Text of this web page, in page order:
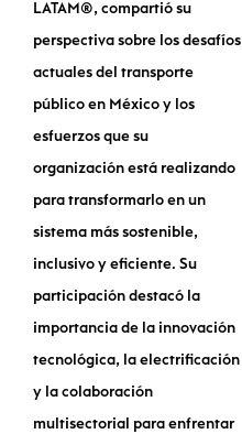
LATAM®, compartió su
perspectiva sobre los desafíos
actuales del transporte
público en México y los
esfuerzos que su
organización está realizando
para transformarlo en un
sistema más sostenible,
inclusivo y eficiente. Su
participación destacó la
importancia de la innovación
tecnológica, la electrificación
y la colaboración
multisectorial para enfrentar